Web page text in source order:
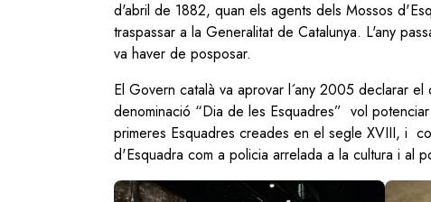
d'abril de 1882, quan els agents dels Mossos
traspassar a la Generalitat de Catalunya. L'any
va haver de posposar.
El Govern català va aprovar l´any 2005 declarar
denominació “Dia de les Esquadres” vol
primeres Esquadres creades en el segle XVIII, i
d'Esquadra com a policia arrelada a la cultura i al
Image
Image